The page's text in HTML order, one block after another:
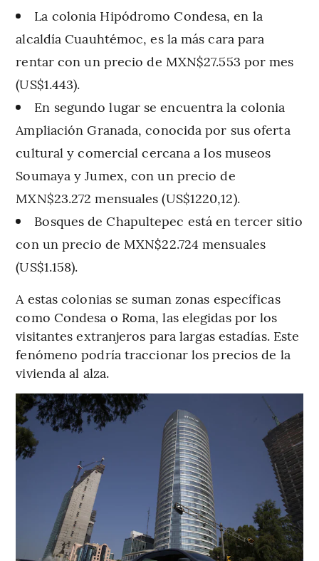
La colonia Hipódromo Condesa, en la
alcaldía Cuauhtémoc, es la más cara para
rentar con un precio de MXN$27.553 por mes
(US$1.443).
En segundo lugar se encuentra la colonia
Ampliación Granada, conocida por sus oferta
cultural y comercial cercana a los museos
Soumaya y Jumex, con un precio de
MXN$23.272 mensuales (US$1220,12).
Bosques de Chapultepec está en tercer sitio
con un precio de MXN$22.724 mensuales
(US$1.158).
A estas colonias se suman zonas específicas
como Condesa o Roma, las elegidas por los
visitantes extranjeros para largas estadías. Este
fenómeno podría traccionar los precios de la
vivienda al alza.